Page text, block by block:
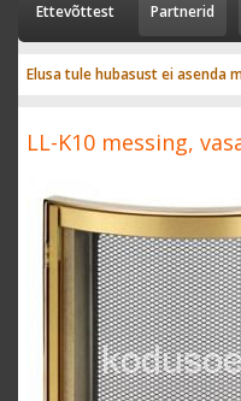
Ettevõttest Partnerid
Elusa tule hubasust ei asenda
LL-K10 messing,